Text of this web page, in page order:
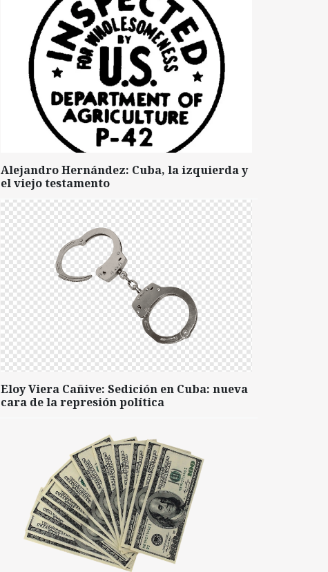
Alejandro Hernández: Cuba, la izquierda y
el viejo testamento
Eloy Viera Cañive: Sedición en Cuba: nueva
cara de la represión política